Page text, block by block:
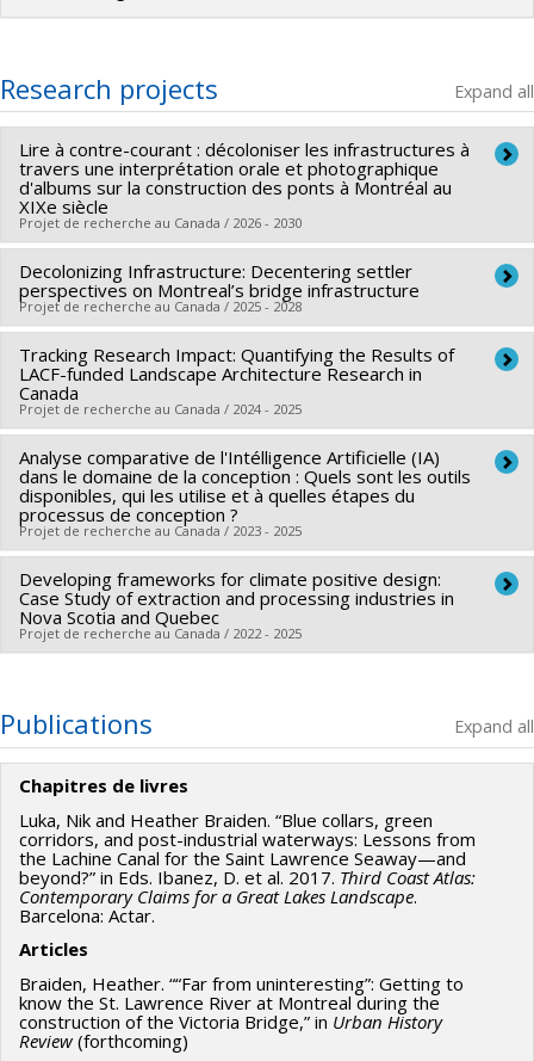
Research projects Expand all
Lire à contre-courant : décoloniser les infrastructures à
travers une interprétation orale et photographique
d'albums sur la construction des ponts à Montréal au
XIXe siècle
Projet de recherche au Canada / 2026 - 2030
Lead researcher : Heather Braiden
Funding sources:FRQSC/Fonds de recherche du Québec -
Société et culture (FQRSC)
Grant programs:PV113813-(NP) Soutien à la recherche
pour la relève professorale
Decolonizing Infrastructure: Decentering settler
perspectives on Montreal’s bridge infrastructure
Projet de recherche au Canada / 2025 - 2028
Lead researcher : Heather Braiden
Co-researchers : Christian Gates St-Pierre,Carlos Ovalle
Ortega
Funding sources:
CRSH/Conseil de recherches en sciences
humaines du Canada
Grant programs:PV153480-Subventions de
développement Savoir
Tracking Research Impact: Quantifying the Results of
LACF-funded Landscape Architecture Research in
Canada
Projet de recherche au Canada / 2024 - 2025
Lead researcher : Heather Braiden
Co-researchers : Vincent Larivière
Funding sources:Fondation d'architecture de paysage du
Canada
Grant programs:
Analyse comparative de l'Intélligence Artificielle (IA)
dans le domaine de la conception : Quels sont les outils
disponibles, qui les utilise et à quelles étapes du
processus de conception ?
Projet de recherche au Canada / 2023 - 2025
Lead researcher : Heather Braiden
Funding sources:CRSH/Conseil de recherches en sciences
humaines du Canada
Developing frameworks for climate positive design:
Case Study of extraction and processing industries in
Nova Scotia and Quebec
Projet de recherche au Canada / 2022 - 2025
Co-researchers :
Funding sources:CRSH/Conseil de recherches en sciences
humaines du Canada
Grant programs:
développement Savoir
Publications Expand all
Chapitres de livres
Luka, Nik and Heather Braiden. “Blue collars, green
corridors, and post-industrial waterways: Lessons from
the Lachine Canal for the Saint Lawrence Seaway—and
beyond?” in Eds. Ibanez, D. et al. 2017. Third Coast Atlas:
Contemporary Claims for a Great Lakes Landscape.
Barcelona: Actar.
Articles
Braiden, Heather. ““Far from uninteresting”: Getting to
know the St. Lawrence River at Montreal during the
construction of the Victoria Bridge,” in Urban History
Review (forthcoming)